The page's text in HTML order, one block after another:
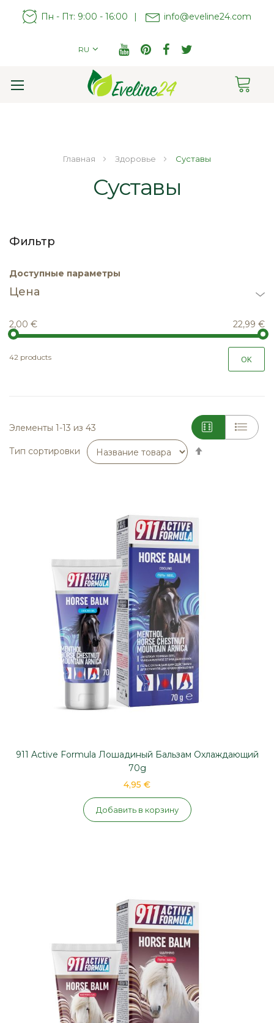
Пн - Пт: 9:00 - 16:00 | info@eveline24.com
RU
Главная Здоровье Суставы
Суставы
Фильтр
Доступные параметры
Цена
2,00 € 22,99 €
42 products OK
Элементы 1-13 из 43
Тип сортировки
911 Active Formula Лошадиный Бальзам Охлаждающий
70g
4,95 €
Добавить в корзину